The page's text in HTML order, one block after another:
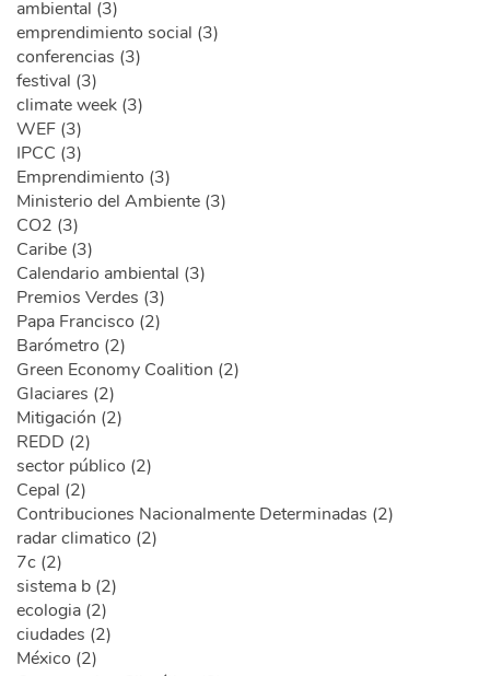
ambiental (3)
emprendimiento social (3)
conferencias (3)
festival (3)
climate week (3)
WEF (3)
IPCC (3)
Emprendimiento (3)
Ministerio del Ambiente (3)
CO2 (3)
Caribe (3)
Calendario ambiental (3)
Premios Verdes (3)
Papa Francisco (2)
Barómetro (2)
Green Economy Coalition (2)
Glaciares (2)
Mitigación (2)
REDD (2)
sector público (2)
Cepal (2)
Contribuciones Nacionalmente Determinadas (2)
radar climatico (2)
7c (2)
sistema b (2)
ecologia (2)
ciudades (2)
México (2)